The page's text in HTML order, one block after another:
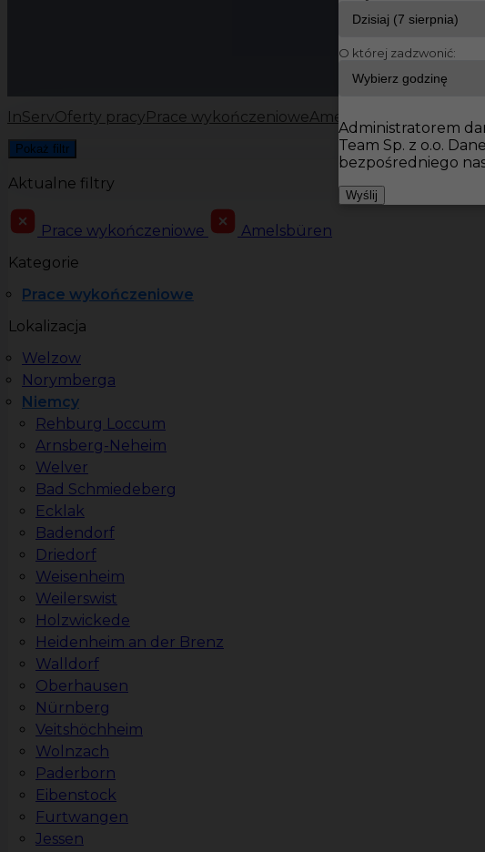
InServOferty pracy Prace wykończenioweAmelsbüren
Pokaż filtr
Aktualne filtry
Prace wykończeniowe
Amelsbüren
Kategorie
Prace wykończeniowe
Lokalizacja
Welzow
Norymberga
Niemcy
Rehburg Loccum
Arnsberg-Neheim
Welver
Bad Schmiedeberg
Ecklak
Badendorf
Driedorf
Weisenheim
Weilerswist
Holzwickede
Heidenheim an der Brenz
Walldorf
Oberhausen
Nürnberg
Veitshöchheim
Wolnzach
Paderborn
Eibenstock
Furtwangen
Jessen
O której zadzwonić:
Administratorem
Team Sp. z o.o.
bezpośredniego
Wyślij